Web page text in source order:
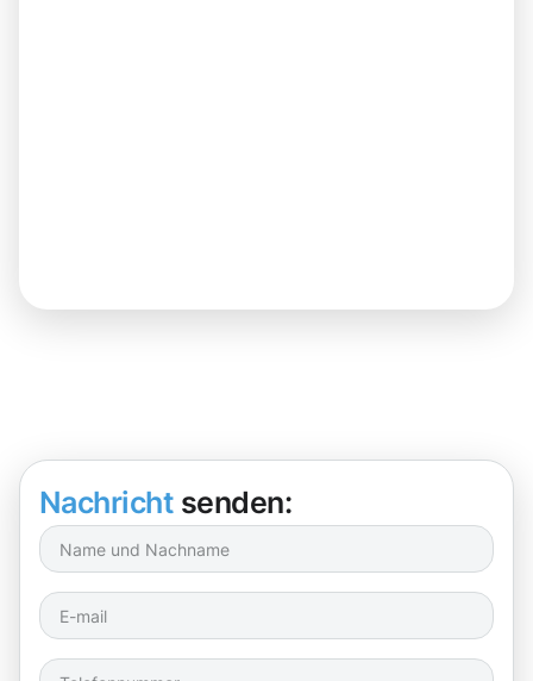
Nachricht senden: